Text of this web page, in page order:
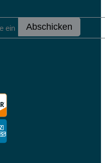
Abschicken